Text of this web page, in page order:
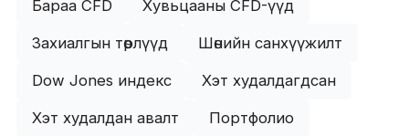
Бараа CFD Хувьцааны CFD-үүд
Захиалгын төрлүүд Шөнийн санхүүжилт
Dow Jones индекс Хэт худалдагдсан
Хэт худалдан авалт Портфолио